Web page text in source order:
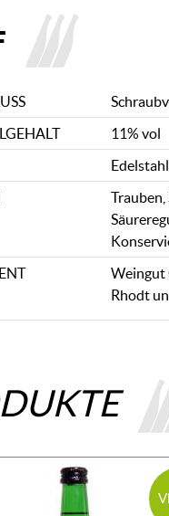
11% vol
Trauben,
Weingut
Rhodt